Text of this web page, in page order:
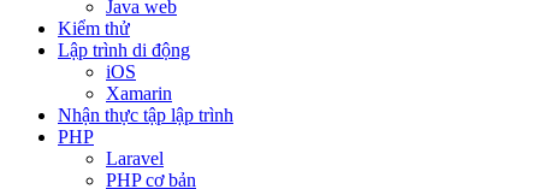
Java web
Kiểm thử
Lập trình di động
iOS
Xamarin
Nhận thực tập lập trình
PHP
Laravel
PHP cơ bản